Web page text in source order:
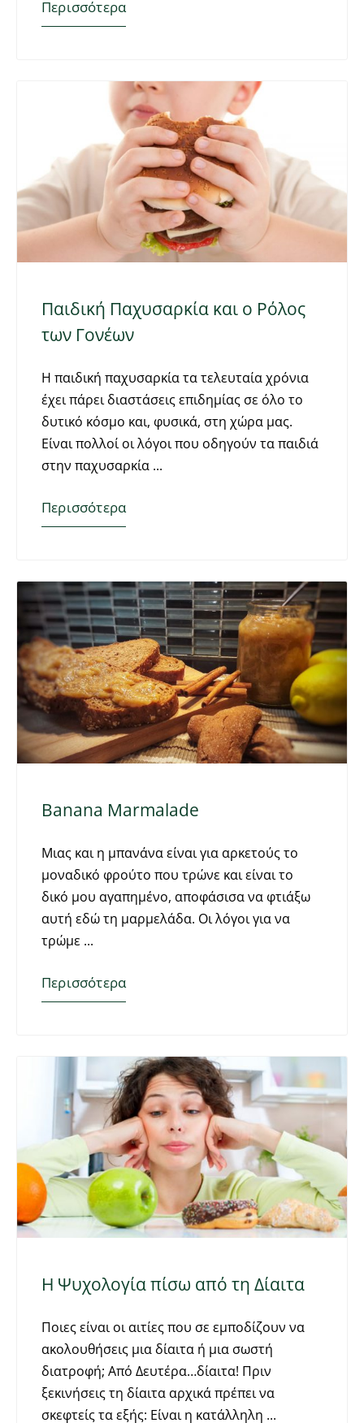
Περισσότερα
Παιδική Παχυσαρκία και ο Ρόλος
των Γονέων
Η παιδική παχυσαρκία τα τελευταία χρόνια
έχει πάρει διαστάσεις επιδημίας σε όλο το
δυτικό κόσμο και, φυσικά, στη χώρα μας.
Είναι πολλοί οι λόγοι που οδηγούν τα παιδιά
στην παχυσαρκία
Περισσότερα
Banana Marmalade
Μιας και η μπανάνα είναι για αρκετούς το
μοναδικό φρούτο που τρώνε και είναι το
δικό μου αγαπημένο, αποφάσισα να φτιάξω
αυτή εδώ τη μαρμελάδα. Οι λόγοι για να
τρώμε
Περισσότερα
Η Ψυχολογία πίσω από τη Δίαιτα
Ποιες είναι οι αιτίες που σε εμποδίζουν να
ακολουθήσεις μια δίαιτα ή μια σωστή
διατροφή; Από Δευτέρα…δίαιτα! Πριν
ξεκινήσεις τη δίαιτα αρχικά πρέπει να
σκεφτείς τα εξής: Είναι η κατάλληλη